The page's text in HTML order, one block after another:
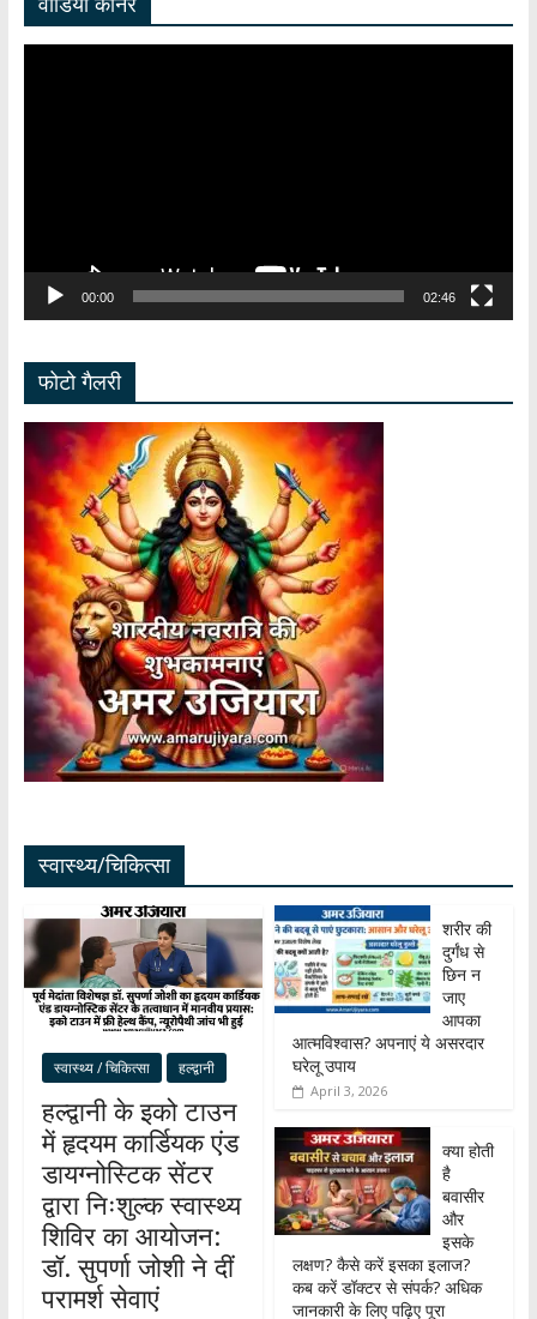
00:00 02:46
फोटो गैलरी
स्वास्थ्य/चिकित्सा
स्वास्थ्य / चिकित्सा हल्द्वानी
हल्द्वानी के इको टाउन
में हृदयम कार्डियक एंड
डायग्नोस्टिक सेंटर
द्वारा निःशुल्क स्वास्थ्य
शिविर का आयोजन:
डॉ. सुपर्णा जोशी ने दीं
परामर्श सेवाएं
शरीर की
दुर्गंध से
छिन न
जाए
आपका
आत्मविश्वास? अपनाएं ये असरदार
घरेलू उपाय
April 3, 2026
क्या होती
है
बवासीर
और
इसके
लक्षण? कैसे करें इसका इलाज?
कब करें डॉक्टर से संपर्क? अधिक
जानकारी के लिए पढ़िए पूरा